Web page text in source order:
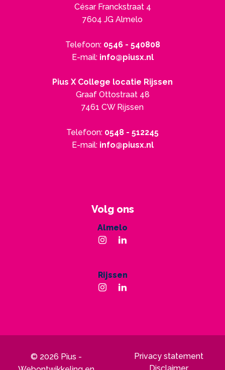
César Franckstraat 4
7604 JG Almelo
Telefoon: 0546 - 540808
E-mail: info@piusx.nl
Pius X College locatie Rijssen
Graaf Ottostraat 48
7461 CW Rijssen
Telefoon: 0548 - 512245
E-mail: info@piusx.nl
Volg ons
Almelo
Rijssen
© 2026 Pius -
Privacy statement